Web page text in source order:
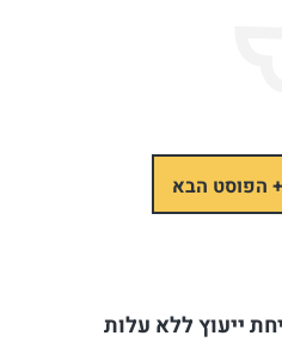
+ הפוסט הבא
ייעוץ ללא עלות